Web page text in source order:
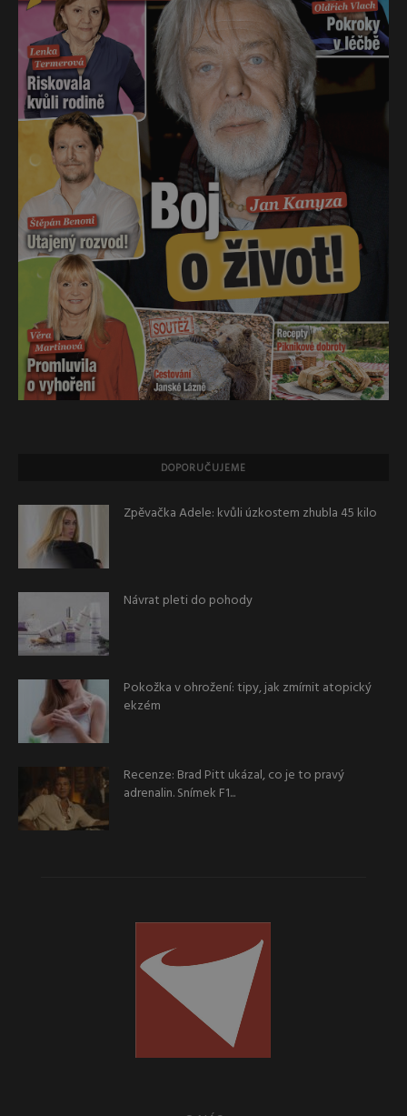
DOPORUČUJEME
Zpěvačka Adele: kvůli úzkostem zhubla 45 kilo
Návrat pleti do pohody
Pokožka v ohrožení: tipy, jak zmírnit atopický
ekzém
Recenze: Brad Pitt ukázal, co je to pravý
adrenalin. Snímek F1...